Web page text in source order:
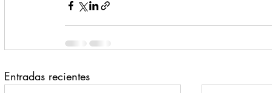
Entradas recientes